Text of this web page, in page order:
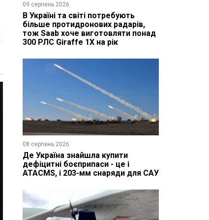
09 серпень 2026
В Україні та світі потребують
більше протидронових радарів,
тож Saab хоче виготовляти понад
300 РЛС Giraffe 1X на рік
08 серпень 2026
Де Україна знайшла купити
дефіцитні боєприпаси - це і
ATACMS, і 203-мм снаряди для САУ